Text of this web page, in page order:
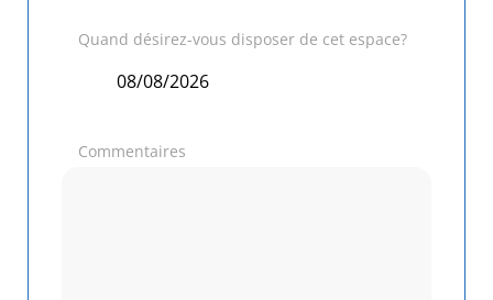
Quand désirez-vous disposer de cet espace?
Commentaires